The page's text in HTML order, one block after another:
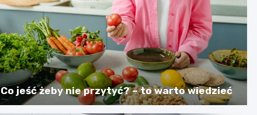
Co jeść żeby nie przytyć? – to warto wiedzieć